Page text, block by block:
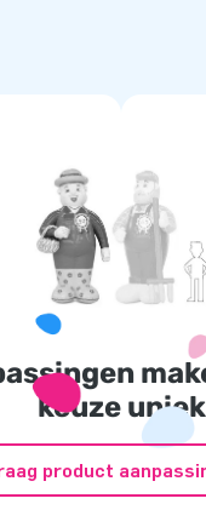
keuze uniek
product